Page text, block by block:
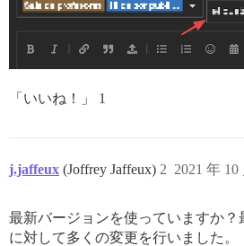
「いいね！」 1
j.jaffeux (Joffrey Jaffeux) 2021 年
2
最新バージョンを使っていますか？
に対して多くの変更を行いました。